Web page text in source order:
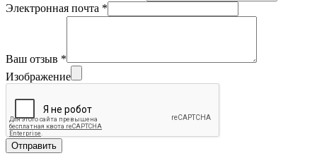
Электронная почта *
Ваш отзыв *
Изображение
Отправить